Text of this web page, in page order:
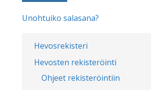
Hevosrekisteri
Hevosten rekisteröinti
Ohjeet rekisteröintiin
Unohtuiko salasana?